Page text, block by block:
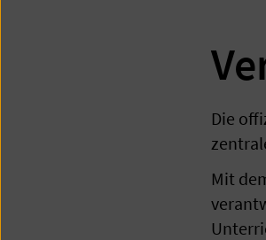
Die
Mit